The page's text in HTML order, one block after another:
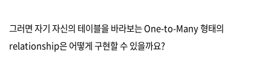
그러면 자기 자신의 테이블을 바라보는 One-to-Many 형태의
relationship은 어떻게 구현할 수 있을까요?